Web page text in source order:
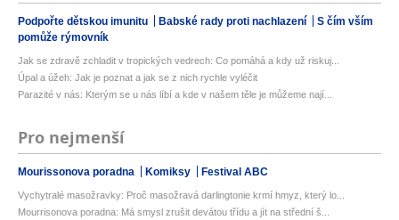
Podpořte dětskou imunitu Babské rady proti nachlazení
S čím vším
pomůže rýmovník
Jak se zdravě zchladit v tropických vedrech: Co pomáhá a kdy už riskuj...
Úpal a úžeh: Jak je poznat a jak se z nich rychle vyléčit
Parazité v nás: Kterým se u nás líbí a kde v našem těle je můžeme nají...
Pro nejmenší
Mourissonova poradna Komiksy Festival ABC
Vychytralé masožravky: Proč masožravá darlingtonie krmí hmyz, který lo...
Mourrisonova poradna: Má smysl zrušit devátou třídu a jít na střední š...